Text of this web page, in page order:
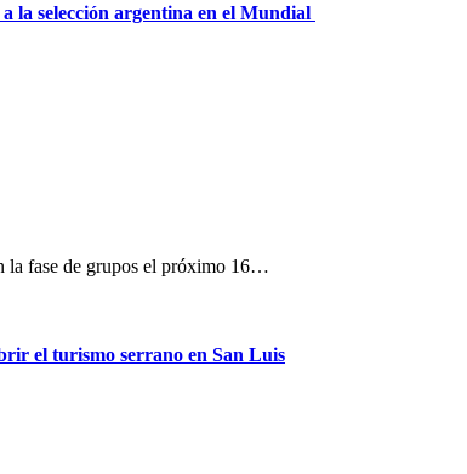
la selección argentina en el Mundial
la fase de grupos el próximo 16…
el turismo serrano en San Luis